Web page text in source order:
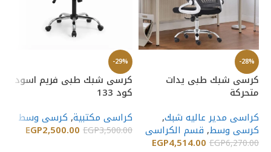
-28%
كرسى شبك طبى يدات
متحركة
كراسى مدير عاليه شبك,
كرسى وسط, قسم الكراسى
EGP6,270.00
EGP4,514.00
-29%
كرسى شبك طبى فريم اسود
كود 133
كراسى مكتبية, كرسى وسط
EGP3,500.00
EGP2,500.00